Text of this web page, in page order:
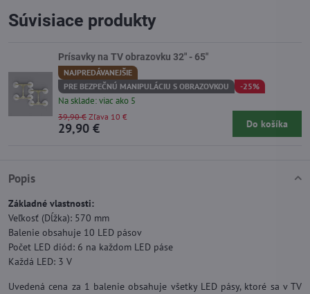
Popis
Základné vlastnosti:
Veľkosť (Dĺžka): 570 mm
Balenie obsahuje 10 LED pásov
Počet LED diód: 6 na každom LED páse
Každá LED: 3 V
Uvedená cena za 1 balenie obsahuje všetky LED pásy, ktoré sa v TV
Súvisiace produkty
Prísavky na TV obrazovku 32" - 65"
NAJPREDÁVANEJŠIE
PRE BEZPEČNÚ MANIPULÁCIU S OBRAZOVKOU
-25%
Na sklade: viac ako 5
29,90 €
39,90 € Zľava 10 €
Do košíka